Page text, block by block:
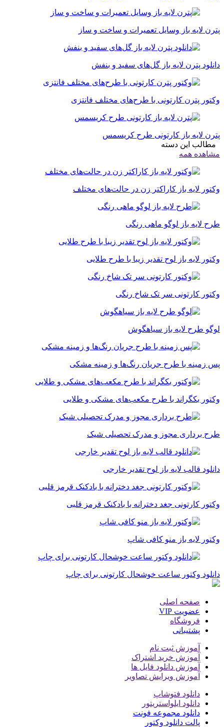
پترن لایه باز وسایل تعمیرات و ساخت و ساز
دانلود پترن لایه باز گل‌های سفید و بنفش
وکتور پترن کارتونی با طرح‌های مختلف فانتزی
پترن لایه باز کارتونی طرح کریسمس
مطالب این دسته
مشاهده همه
وکتور لایه باز کاراکتر زن در حالت‌های مختلف
طرح لایه باز لوگو ماهی رنگی
وکتور لایه باز لوح تقدیر زیبا با طرح طلایی
وکتور کارتونی سر تک شاخ رنگی
لوگو طرح لایه باز سیاهگوش
پس زمینه با طرح جریان رنگ‌ها و زمینه مشکی
وکتور بکگراند با طرح مکعب‌های مشکی و طلایی
طرح برداری مجوز و مدرک تحصیلی شیک
دانلود قالب لایه باز لوح تقدیر خارجی
وکتور کارتونی جغد دخترانه با بادکنک قرمز قلبی
وکتور لایه باز منو کافی شاپ
دانلود وکتور ساعت خوشحال کارتونی برای چاپ
صفحه اصلی
عضویت VIP
فروشگاه
پشتیبانی
آموزش ثبت نام
آموزش خرید اشتراک
آموزش دانلود فایل ها
آموزش ویرایش تصاویر
دانلود فتوشاپ
دانلود ایلواستریتور
دانلود مجموعه فونت
پالت دانلود وکتور